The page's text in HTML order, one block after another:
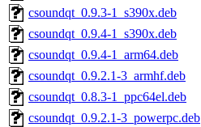
csoundqt_0.9.3-1_s390x.deb
csoundqt_0.9.4-1_s390x.deb
csoundqt_0.9.4-1_arm64.deb
csoundqt_0.9.2.1-3_armhf.deb
csoundqt_0.8.3-1_ppc64el.deb
csoundqt_0.9.2.1-3_powerpc.deb